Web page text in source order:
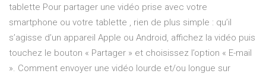
tablette Pour partager une vidéo prise avec votre
smartphone ou votre tablette , rien de plus simple : qu’il
s’agisse d’un appareil Apple ou Android, affichez la vidéo puis
touchez le bouton « Partager » et choisissez l’option « E-mail
». Comment envoyer une vidéo lourde et/ou longue sur